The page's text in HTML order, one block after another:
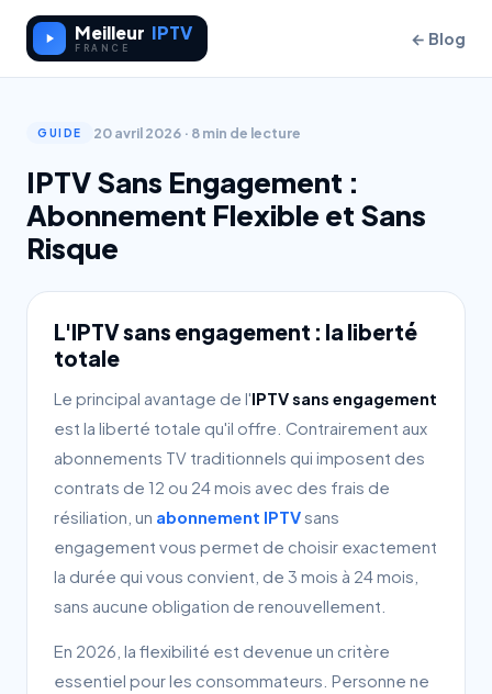
Meilleur IPTV
FRANCE ← Blog
GUIDE 20 avril 2026 · 8 min de lecture
IPTV Sans Engagement :
Abonnement Flexible et Sans
Risque
L'IPTV sans engagement : la liberté
totale
Le principal avantage de l'IPTV sans engagement
est la liberté totale qu'il offre. Contrairement aux
abonnements TV traditionnels qui imposent des
contrats de 12 ou 24 mois avec des frais de
résiliation, un abonnement IPTVsans
engagement vous permet de choisir exactement
la durée qui vous convient, de 3 mois à 24 mois,
sans aucune obligation de renouvellement.
En 2026, la flexibilité est devenue un critère
essentiel pour les consommateurs. Personne ne